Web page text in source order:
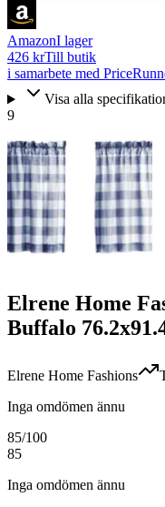
AmazonI lager
426 krTill butik
i samarbete med
Visa alla
9
Elrene Home
Buffalo
Elrene Home Fashions
Inga omdömen ännu
85/100
85
Inga omdömen ännu